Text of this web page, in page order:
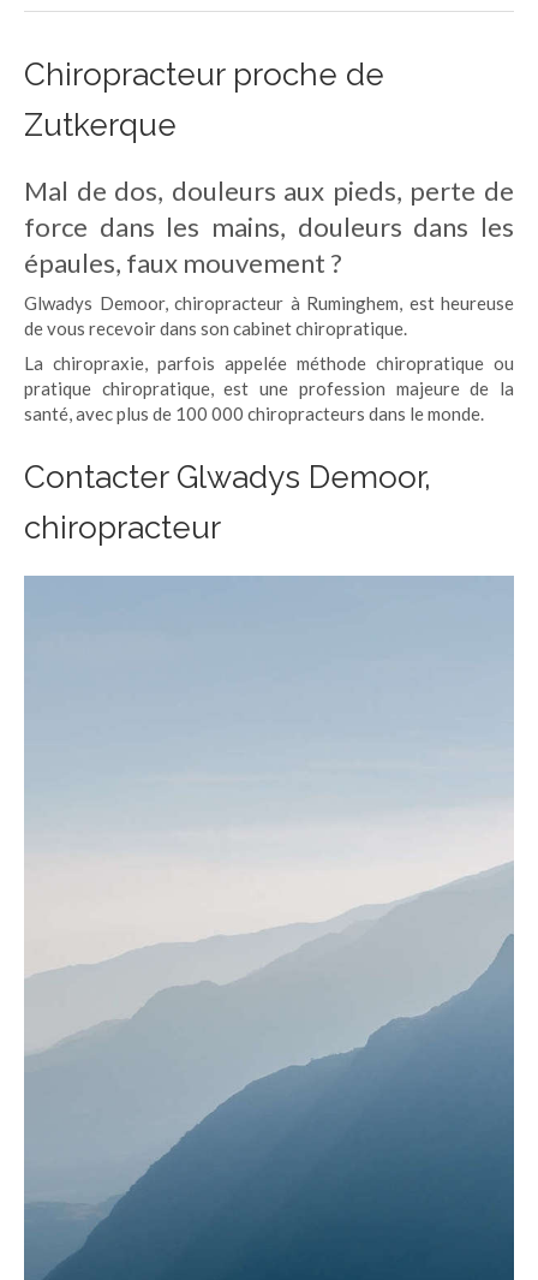
Chiropracteur proche de
Zutkerque
Mal de dos, douleurs aux pieds, perte de
force dans les mains, douleurs dans les
épaules, faux mouvement ?
Glwadys Demoor, chiropracteur à Ruminghem, est heureuse
de vous recevoir dans son cabinet chiropratique.
La chiropraxie, parfois appelée méthode chiropratique ou
pratique chiropratique, est une profession majeure de la
santé, avec plus de 100 000 chiropracteurs dans le monde.
Contacter Glwadys Demoor,
chiropracteur